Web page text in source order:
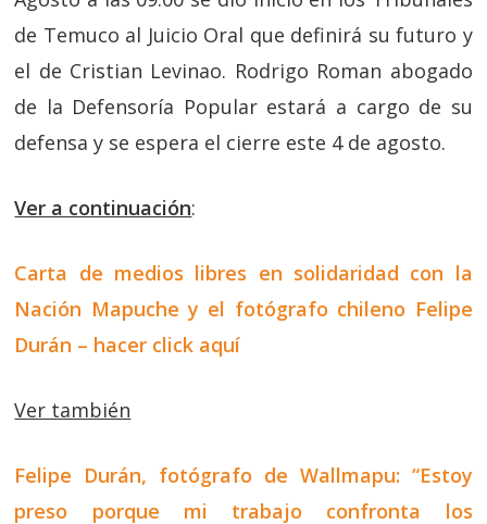
de Temuco al Juicio Oral que definirá su futuro y
el de Cristian Levinao. Rodrigo Roman abogado
de la Defensoría Popular estará a cargo de su
defensa y se espera el cierre este 4 de agosto.
Ver a continuación:
Carta de medios libres en solidaridad con la
Nación Mapuche y el fotógrafo chileno Felipe
Durán – hacer click aquí
Ver también
Felipe Durán, fotógrafo de Wallmapu: “Estoy
preso porque mi trabajo confronta los